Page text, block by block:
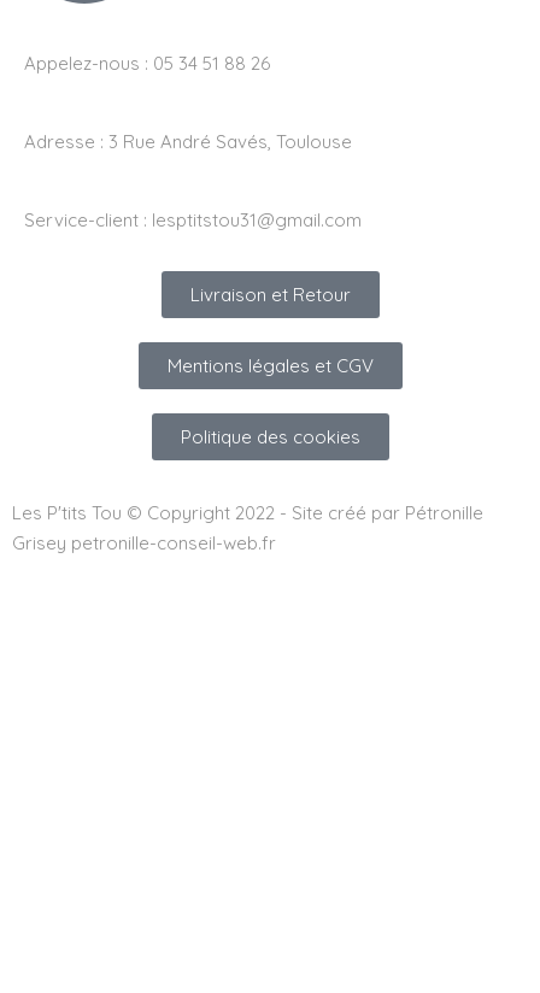
Appelez-nous : 05 34 51 88 26
Adresse : 3 Rue André Savés, Toulouse
Service-client : lesptitstou31@gmail.com
Livraison et Retour
Mentions légales et CGV
Politique des cookies
Les P'tits Tou © Copyright 2022 - Site créé par Pétronille
Grisey petronille-conseil-web.fr